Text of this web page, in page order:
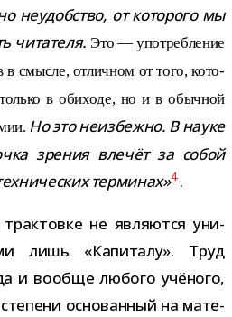
неудоб­ство, от кото­рого мы
чита­теля. Это — упо­треб­ле­ние
в смысле, отлич­ном от того, кото­
в оби­ходе, но и в обыч­ной
Но это неиз­бежно. В науке
зре­ния вле­чёт за собой
тер­ми­нах»4.
не явля­ются уни­
лишь «Капиталу». Труд
и вообще любого учё­ного,
осно­ван­ный на мате­